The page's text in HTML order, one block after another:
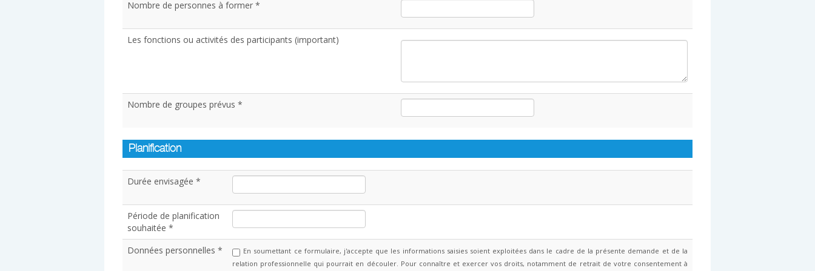
Nombre de personnes à former *
Les fonctions ou activités des participants (important)
Nombre de groupes prévus *
Planification
Durée envisagée *
Période de planification
souhaitée *
Données personnelles *
En soumettant ce formulaire, j'accepte que les informations saisies soient exploitées dans le cadre de la présente demande et de la
relation professionnelle qui pourrait en découler. Pour connaître et exercer vos droits, notamment de retrait de votre consentement à